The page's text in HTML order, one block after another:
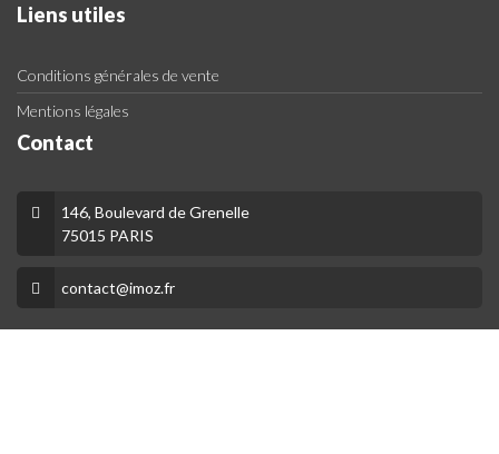
Liens utiles
Conditions générales de vente
Mentions légales
Contact
146, Boulevard de Grenelle
75015 PARIS
contact@imoz.fr